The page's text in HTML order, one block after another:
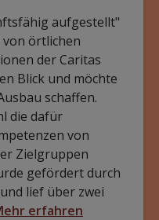
aufgestellt"
örtlichen
der Caritas
Blick und möchte
schaffen.
die dafür
von
Zielgruppen
gefördert durch
lief über zwei
erfahren